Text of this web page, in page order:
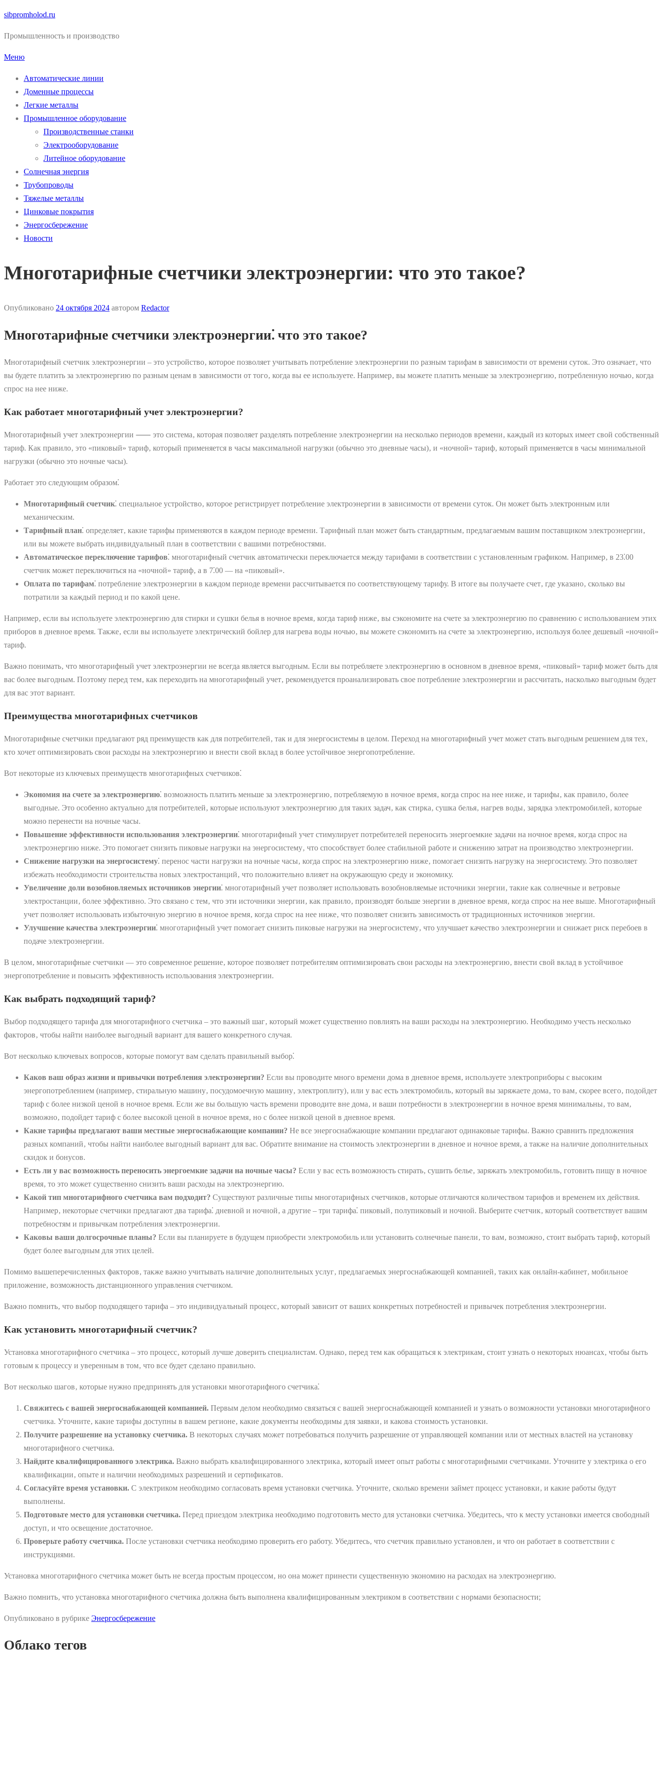
Перейти
содержимому
sibpromholod.ru
Промышленность и производство
Меню
Автоматические линии
Доменные процессы
Легкие металлы
Промышленное оборудование
Производственные станки
Электрооборудование
Литейное оборудование
Солнечная энергия
Трубопроводы
Тяжелые металлы
Цинковые покрытия
Энергосбережение
Новости
Многотарифные счетчики электроэнергии: что это такое?
Опубликовано 24 октября 2024 автором Redactor
Многотарифные счетчики электроэнергии⁚ что это такое?
Многотарифный счетчик электроэнергии – это устройство‚ которое позволяет учитывать потребление электроэнергии по разным тарифам в зависимости от времени суток. Это означает‚ что
вы будете платить за электроэнергию по разным ценам в зависимости от того‚ когда вы ее используете. Например‚ вы можете платить меньше за электроэнергию‚ потребленную ночью‚ когда
спрос на нее ниже.
Как работает многотарифный учет электроэнергии?
Многотарифный учет электроэнергии ⸺ это система‚ которая позволяет разделять потребление электроэнергии на несколько периодов времени‚ каждый из которых имеет свой собственный
тариф. Как правило‚ это «пиковый» тариф‚ который применяется в часы максимальной нагрузки (обычно это дневные часы)‚ и «ночной» тариф‚ который применяется в часы минимальной
нагрузки (обычно это ночные часы).
Работает это следующим образом⁚
Многотарифный счетчик⁚ специальное устройство‚ которое регистрирует потребление электроэнергии в зависимости от времени суток. Он может быть электронным или
механическим.
Тарифный план⁚ определяет‚ какие тарифы применяются в каждом периоде времени. Тарифный план может быть стандартным‚ предлагаемым вашим поставщиком электроэнергии‚
или вы можете выбрать индивидуальный план в соответствии с вашими потребностями.
Автоматическое переключение тарифов⁚ многотарифный счетчик автоматически переключается между тарифами в соответствии с установленным графиком. Например‚ в 23⁚00
счетчик может переключиться на «ночной» тариф‚ а в 7⁚00 ― на «пиковый».
Оплата по тарифам⁚ потребление электроэнергии в каждом периоде времени рассчитывается по соответствующему тарифу. В итоге вы получаете счет‚ где указано‚ сколько вы
потратили за каждый период и по какой цене.
Например‚ если вы используете электроэнергию для стирки и сушки белья в ночное время‚ когда тариф ниже‚ вы сэкономите на счете за электроэнергию по сравнению с использованием этих
приборов в дневное время. Также‚ если вы используете электрический бойлер для нагрева воды ночью‚ вы можете сэкономить на счете за электроэнергию‚ используя более дешевый «ночной»
тариф.
Важно понимать‚ что многотарифный учет электроэнергии не всегда является выгодным. Если вы потребляете электроэнергию в основном в дневное время‚ «пиковый» тариф может быть для
вас более выгодным. Поэтому перед тем‚ как переходить на многотарифный учет‚ рекомендуется проанализировать свое потребление электроэнергии и рассчитать‚ насколько выгодным будет
для вас этот вариант.
Преимущества многотарифных счетчиков
Многотарифные счетчики предлагают ряд преимуществ как для потребителей‚ так и для энергосистемы в целом. Переход на многотарифный учет может стать выгодным решением для тех‚
кто хочет оптимизировать свои расходы на электроэнергию и внести свой вклад в более устойчивое энергопотребление.
Вот некоторые из ключевых преимуществ многотарифных счетчиков⁚
Экономия на счете за электроэнергию⁚ возможность платить меньше за электроэнергию‚ потребляемую в ночное время‚ когда спрос на нее ниже‚ и тарифы‚ как правило‚ более
выгодные. Это особенно актуально для потребителей‚ которые используют электроэнергию для таких задач‚ как стирка‚ сушка белья‚ нагрев воды‚ зарядка электромобилей‚ которые
можно перенести на ночные часы.
Повышение эффективности использования электроэнергии⁚ многотарифный учет стимулирует потребителей переносить энергоемкие задачи на ночное время‚ когда спрос на
электроэнергию ниже. Это помогает снизить пиковые нагрузки на энергосистему‚ что способствует более стабильной работе и снижению затрат на производство электроэнергии.
Снижение нагрузки на энергосистему⁚ перенос части нагрузки на ночные часы‚ когда спрос на электроэнергию ниже‚ помогает снизить нагрузку на энергосистему. Это позволяет
избежать необходимости строительства новых электростанций‚ что положительно влияет на окружающую среду и экономику.
Увеличение доли возобновляемых источников энергии⁚ многотарифный учет позволяет использовать возобновляемые источники энергии‚ такие как солнечные и ветровые
электростанции‚ более эффективно. Это связано с тем‚ что эти источники энергии‚ как правило‚ производят больше энергии в дневное время‚ когда спрос на нее выше. Многотарифный
учет позволяет использовать избыточную энергию в ночное время‚ когда спрос на нее ниже‚ что позволяет снизить зависимость от традиционных источников энергии.
Улучшение качества электроэнергии⁚ многотарифный учет помогает снизить пиковые нагрузки на энергосистему‚ что улучшает качество электроэнергии и снижает риск перебоев в
подаче электроэнергии.
В целом‚ многотарифные счетчики ― это современное решение‚ которое позволяет потребителям оптимизировать свои расходы на электроэнергию‚ внести свой вклад в устойчивое
энергопотребление и повысить эффективность использования электроэнергии.
Как выбрать подходящий тариф?
Выбор подходящего тарифа для многотарифного счетчика – это важный шаг‚ который может существенно повлиять на ваши расходы на электроэнергию. Необходимо учесть несколько
факторов‚ чтобы найти наиболее выгодный вариант для вашего конкретного случая.
Вот несколько ключевых вопросов‚ которые помогут вам сделать правильный выбор⁚
Каков ваш образ жизни и привычки потребления электроэнергии? Если вы проводите много времени дома в дневное время‚ используете электроприборы с высоким
энергопотреблением (например‚ стиральную машину‚ посудомоечную машину‚ электроплиту)‚ или у вас есть электромобиль‚ который вы заряжаете дома‚ то вам‚ скорее всего‚ подойдет
тариф с более низкой ценой в ночное время. Если же вы большую часть времени проводите вне дома‚ и ваши потребности в электроэнергии в ночное время минимальны‚ то вам‚
возможно‚ подойдет тариф с более высокой ценой в ночное время‚ но с более низкой ценой в дневное время.
Какие тарифы предлагают ваши местные энергоснабжающие компании? Не все энергоснабжающие компании предлагают одинаковые тарифы. Важно сравнить предложения
разных компаний‚ чтобы найти наиболее выгодный вариант для вас. Обратите внимание на стоимость электроэнергии в дневное и ночное время‚ а также на наличие дополнительных
скидок и бонусов.
Есть ли у вас возможность переносить энергоемкие задачи на ночные часы? Если у вас есть возможность стирать‚ сушить белье‚ заряжать электромобиль‚ готовить пищу в ночное
время‚ то это может существенно снизить ваши расходы на электроэнергию.
Какой тип многотарифного счетчика вам подходит? Существуют различные типы многотарифных счетчиков‚ которые отличаются количеством тарифов и временем их действия.
Например‚ некоторые счетчики предлагают два тарифа⁚ дневной и ночной‚ а другие – три тарифа⁚ пиковый‚ полупиковый и ночной. Выберите счетчик‚ который соответствует вашим
потребностям и привычкам потребления электроэнергии.
Каковы ваши долгосрочные планы? Если вы планируете в будущем приобрести электромобиль или установить солнечные панели‚ то вам‚ возможно‚ стоит выбрать тариф‚ который
будет более выгодным для этих целей.
Помимо вышеперечисленных факторов‚ также важно учитывать наличие дополнительных услуг‚ предлагаемых энергоснабжающей компанией‚ таких как онлайн-кабинет‚ мобильное
приложение‚ возможность дистанционного управления счетчиком.
Важно помнить‚ что выбор подходящего тарифа – это индивидуальный процесс‚ который зависит от ваших конкретных потребностей и привычек потребления электроэнергии.
Как установить многотарифный счетчик?
Установка многотарифного счетчика – это процесс‚ который лучше доверить специалистам. Однако‚ перед тем как обращаться к электрикам‚ стоит узнать о некоторых нюансах‚ чтобы быть
готовым к процессу и уверенным в том‚ что все будет сделано правильно.
Вот несколько шагов‚ которые нужно предпринять для установки многотарифного счетчика⁚
Свяжитесь с вашей энергоснабжающей компанией. Первым делом необходимо связаться с вашей энергоснабжающей компанией и узнать о возможности установки многотарифного
счетчика. Уточните‚ какие тарифы доступны в вашем регионе‚ какие документы необходимы для заявки‚ и какова стоимость установки.
Получите разрешение на установку счетчика. В некоторых случаях может потребоваться получить разрешение от управляющей компании или от местных властей на установку
многотарифного счетчика.
Найдите квалифицированного электрика. Важно выбрать квалифицированного электрика‚ который имеет опыт работы с многотарифными счетчиками. Уточните у электрика о его
квалификации‚ опыте и наличии необходимых разрешений и сертификатов.
Согласуйте время установки. С электриком необходимо согласовать время установки счетчика. Уточните‚ сколько времени займет процесс установки‚ и какие работы будут
выполнены.
Подготовьте место для установки счетчика. Перед приездом электрика необходимо подготовить место для установки счетчика. Убедитесь‚ что к месту установки имеется свободный
доступ‚ и что освещение достаточное.
Проверьте работу счетчика. После установки счетчика необходимо проверить его работу. Убедитесь‚ что счетчик правильно установлен‚ и что он работает в соответствии с
инструкциями.
Установка многотарифного счетчика может быть не всегда простым процессом‚ но она может принести существенную экономию на расходах на электроэнергию.
Важно помнить‚ что установка многотарифного счетчика должна быть выполнена квалифицированным электриком в соответствии с нормами безопасности;
Опубликовано в рубрике Энергосбережение
Облако тегов